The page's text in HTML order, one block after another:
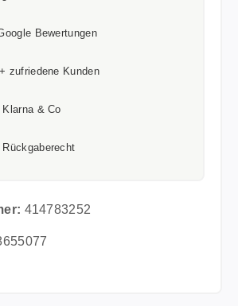
Bewertungen
zufriedene Kunden
& Co
Rückgaberecht
414783252